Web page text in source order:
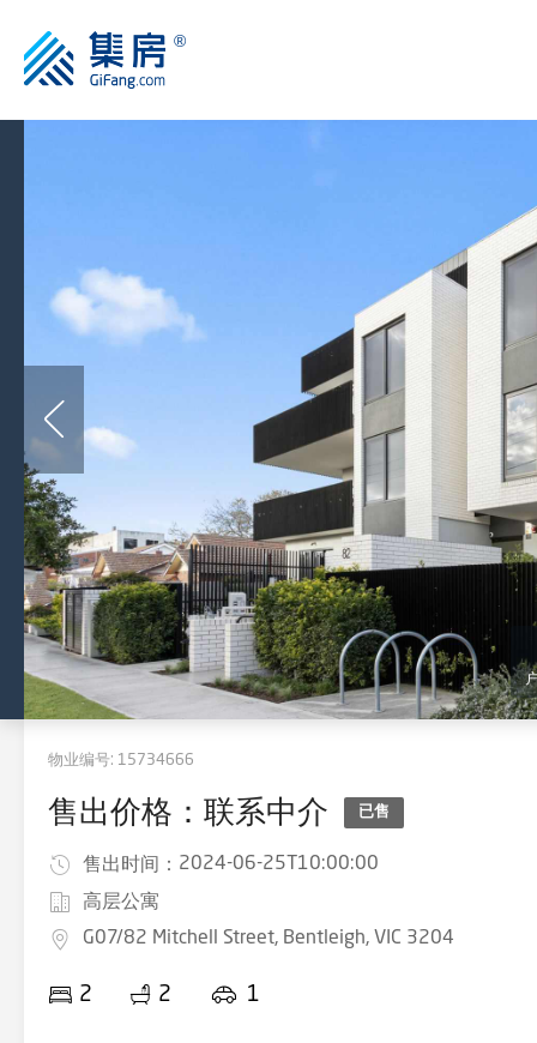
物业编号: 15734666
售出价格：联系中介 已售
售出时间： 2024-06-25T10:00:00
高层公寓
G07/82 Mitchell Street, Bentleigh, VIC 3204
2 2 1